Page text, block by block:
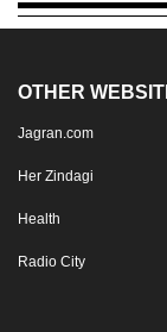
OTHER
Jagran.com
Her Zindagi
Health
Radio City